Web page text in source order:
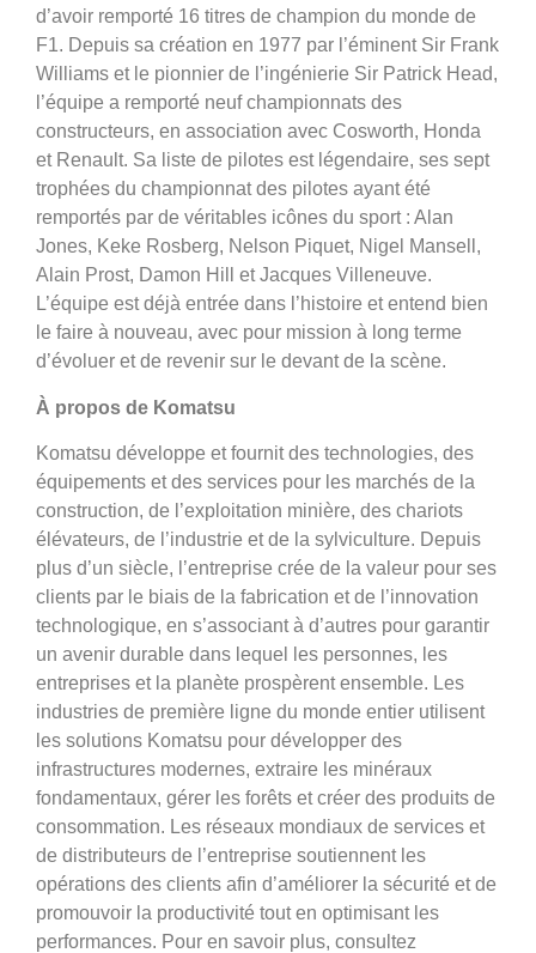
d’avoir remporté 16 titres de champion du monde de
F1. Depuis sa création en 1977 par l’éminent Sir Frank
Williams et le pionnier de l’ingénierie Sir Patrick Head,
l’équipe a remporté neuf championnats des
constructeurs, en association avec Cosworth, Honda
et Renault. Sa liste de pilotes est légendaire, ses sept
trophées du championnat des pilotes ayant été
remportés par de véritables icônes du sport : Alan
Jones, Keke Rosberg, Nelson Piquet, Nigel Mansell,
Alain Prost, Damon Hill et Jacques Villeneuve.
L’équipe est déjà entrée dans l’histoire et entend bien
le faire à nouveau, avec pour mission à long terme
d’évoluer et de revenir sur le devant de la scène.
À propos de Komatsu
Komatsu développe et fournit des technologies, des
équipements et des services pour les marchés de la
construction, de l’exploitation minière, des chariots
élévateurs, de l’industrie et de la sylviculture. Depuis
plus d’un siècle, l’entreprise crée de la valeur pour ses
clients par le biais de la fabrication et de l’innovation
technologique, en s’associant à d’autres pour garantir
un avenir durable dans lequel les personnes, les
entreprises et la planète prospèrent ensemble. Les
industries de première ligne du monde entier utilisent
les solutions Komatsu pour développer des
infrastructures modernes, extraire les minéraux
fondamentaux, gérer les forêts et créer des produits de
consommation. Les réseaux mondiaux de services et
de distributeurs de l’entreprise soutiennent les
opérations des clients afin d’améliorer la sécurité et de
promouvoir la productivité tout en optimisant les
performances. Pour en savoir plus, consultez